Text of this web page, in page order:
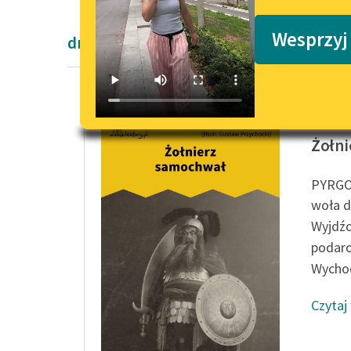
dramaty antyczne
woła
Czytaj